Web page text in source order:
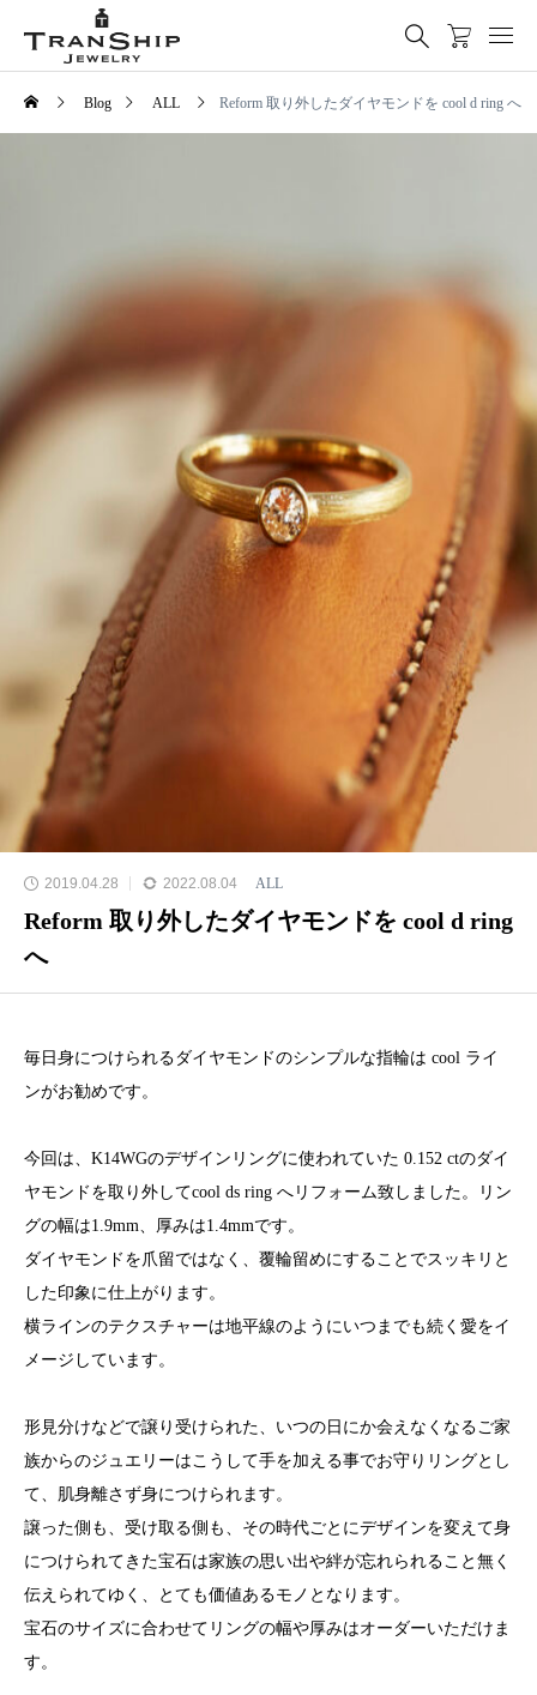
Blog ALL Reform 取り外したダイヤモンドを cool d ring へ
2019.04.28 2022.08.04 ALL
Reform 取り外したダイヤモンドを cool d ring
へ
毎日身につけられるダイヤモンドのシンプルな指輪は cool ライ
ンがお勧めです。
今回は、K14WGのデザインリングに使われていた 0.152 ctのダイ
ヤモンドを取り外してcool ds ring へリフォーム致しました。リン
グの幅は1.9mm、厚みは1.4mmです。
ダイヤモンドを爪留ではなく、覆輪留めにすることでスッキリと
した印象に仕上がります。
横ラインのテクスチャーは地平線のようにいつまでも続く愛をイ
メージしています。
形見分けなどで譲り受けられた、いつの日にか会えなくなるご家
族からのジュエリーはこうして手を加える事でお守りリングとし
て、肌身離さず身につけられます。
譲った側も、受け取る側も、その時代ごとにデザインを変えて身
につけられてきた宝石は家族の思い出や絆が忘れられること無く
伝えられてゆく、とても価値あるモノとなります。
宝石のサイズに合わせてリングの幅や厚みはオーダーいただけま
す。